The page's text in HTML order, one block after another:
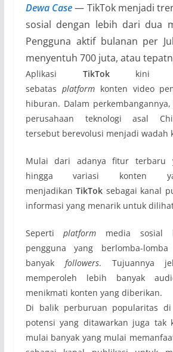
Dewa Case— TikTok menjadi
sosial dengan lebih dari dua
Pengguna aktif bulanan per
menyentuh 700 juta, atau
Aplikasi TikTokkini
sebatas platformkonten video
hiburan. Dalam
perusahaan teknologi asal
tersebut berevolusi menjadi wadah
Mulai dari adanya fitur terbaru
hingga variasi konten
menjadikanTikTok sebagai kanal
informasi yang menarik untuk
Sepertiplatform media sosial
pengguna yang berlomba-
banyak followers. Tujuannya
memperoleh lebih banyak
menikmati konten yang diberikan.
Di balik perburuan popularitas
potensi yang ditawarkan juga tak
mulai banyak yang mulai